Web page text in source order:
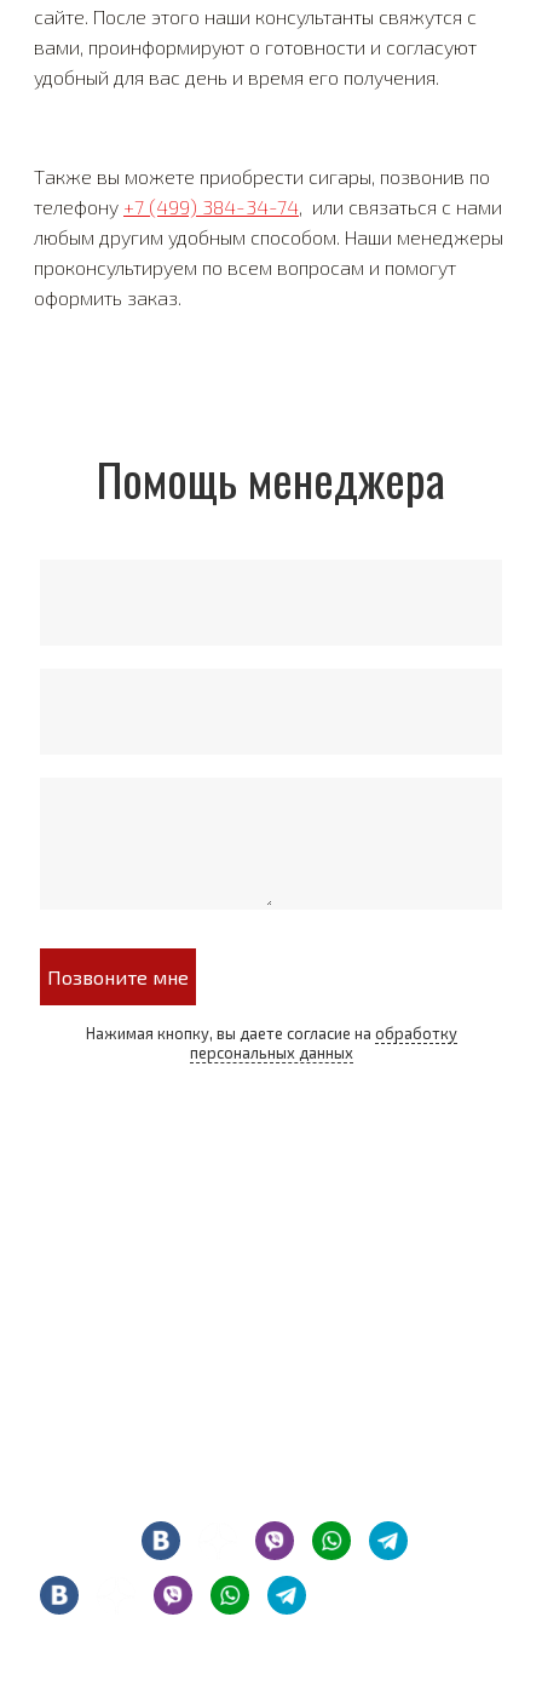
сайте. После этого наши консультанты свяжутся с
вами, проинформируют о готовности и согласуют
удобный для вас день и время его получения.
Также вы можете приобрести сигары, позвонив по
телефону +7 (499) 384-34-74, или связаться с нами
любым другим удобным способом. Наши менеджеры
проконсультируем по всем вопросам и помогут
оформить заказ.
Помощь менеджера
Позвоните мне
Нажимая кнопку, вы даете согласие на обработку
персональных данных